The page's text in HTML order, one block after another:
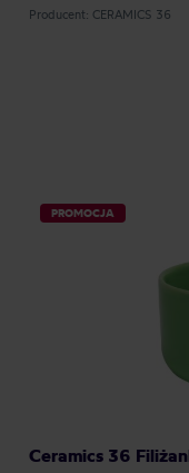
Producent: CERAMICS 36
PROMOCJA
Ceramics 36